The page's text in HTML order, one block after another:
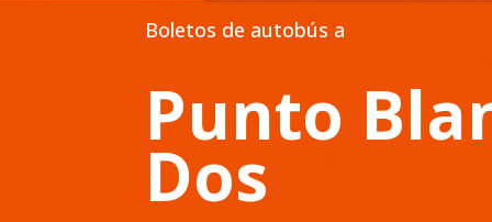
Boletos de autobús a
Punto
Dos